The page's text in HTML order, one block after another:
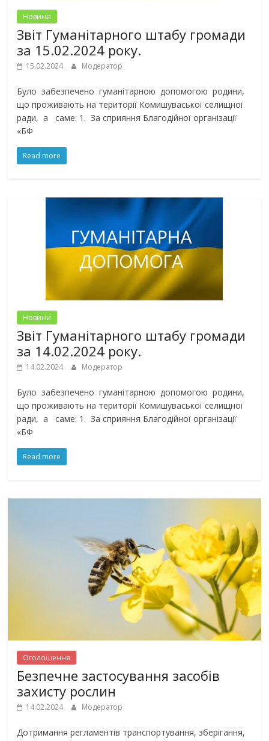
Новини
Звіт Гуманітарного штабу громади
за 15.02.2024 року.
15.02.2024 Модератор
Було забезпечено гуманітарною допомогою родини,
що проживають на території Комишуваської селищної
ради, а саме: 1. За сприяння Благодійної організації
«БФ
Read more
Новини
Звіт Гуманітарного штабу громади
за 14.02.2024 року.
14.02.2024 Модератор
Було забезпечено гуманітарною допомогою родини,
що проживають на території Комишуваської селищної
ради, а саме: 1. За сприяння Благодійної організації
«БФ
Read more
Оголошення
Безпечне застосування засобів
захисту рослин
14.02.2024 Модератор
Дотримання регламентів транспортування, зберігання,